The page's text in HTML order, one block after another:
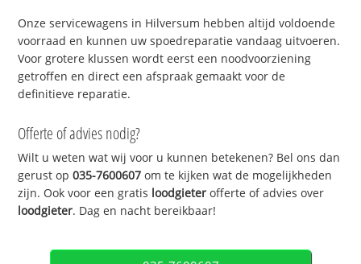
Onze servicewagens in Hilversum hebben altijd voldoende
voorraad en kunnen uw spoedreparatie vandaag uitvoeren.
Voor grotere klussen wordt eerst een noodvoorziening
getroffen en direct een afspraak gemaakt voor de
definitieve reparatie.
Offerte of advies nodig?
Wilt u weten wat wij voor u kunnen betekenen? Bel ons dan
gerust op035-7600607 om te kijken wat de mogelijkheden
zijn. Ook voor een gratis loodgieter offerte of advies over
loodgieter. Dag en nacht bereikbaar!